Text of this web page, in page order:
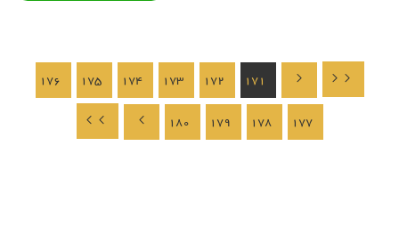
171
172
173
174
175
176
177
178
179
180